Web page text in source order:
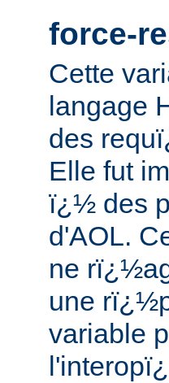
force-
Cette
langage
des
Elle fut
ï¿½ des
d'AOL.
ne
une
variable